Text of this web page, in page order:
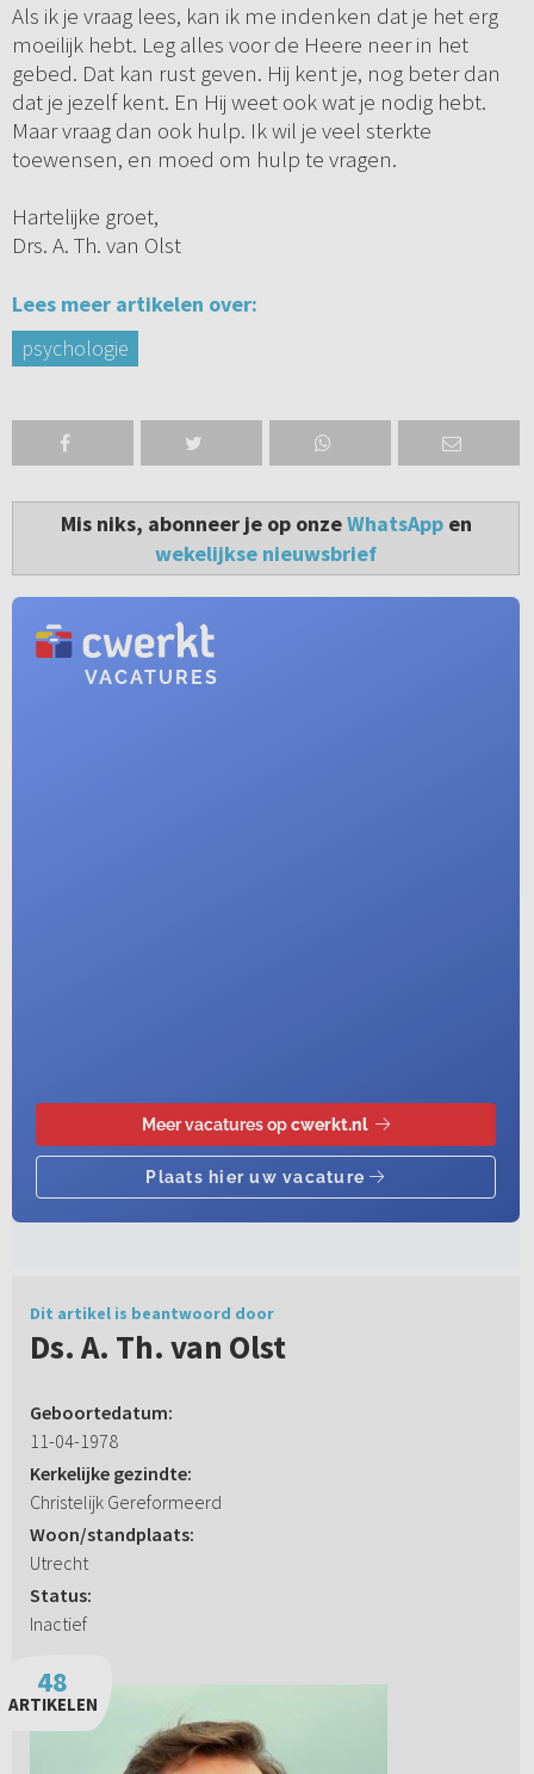
Als ik je vraag lees, kan ik me indenken dat je het erg
moeilijk hebt. Leg alles voor de Heere neer in het
gebed. Dat kan rust geven. Hij kent je, nog beter dan
dat je jezelf kent. En Hij weet ook wat je nodig hebt.
Maar vraag dan ook hulp. Ik wil je veel sterkte
toewensen, en moed om hulp te vragen.
Hartelijke groet,
Drs. A. Th. van Olst
Lees meer artikelen over:
psychologie
Mis niks, abonneer je op onzeWhatsAppen
wekelijkse nieuwsbrief
Dit artikel is beantwoord door
Ds. A. Th. van Olst
Geboortedatum:
11-04-1978
Kerkelijke gezindte:
Christelijk Gereformeerd
Woon/standplaats:
Utrecht
Status:
Inactief
48
ARTIKELEN